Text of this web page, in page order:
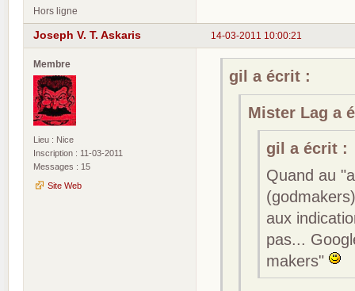
Hors ligne
14-03-2011 10:00:21
Joseph V. T. Askaris
Membre
Lieu : Nice
Inscription : 11-03-2011
Messages : 15
Site Web
gil a écrit :
Mister Lag a
gil a écrit :
Quand au
aux
pas...
makers"